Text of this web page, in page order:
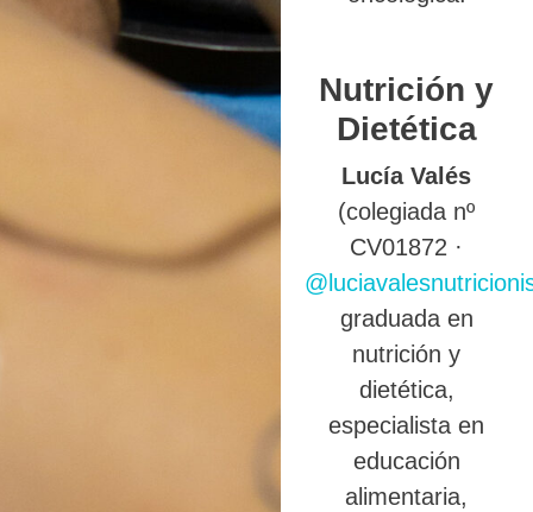
Nutrición y
Dietética
Lucía Valés
(colegiada nº
CV01872 ·
graduada en
nutrición y
dietética,
especialista en
educación
alimentaria,